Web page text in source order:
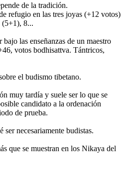
de la tradición.
refugio en las tres joyas (+12 votos)
(5+1), 8...
las enseñanzas de un maestro
votos bodhisattva. Tántricos,
el budismo tibetano.
muy tardía y suele ser lo que se
candidato a la ordenación
de prueba.
necesariamente budistas.
que se muestran en los Nikaya del